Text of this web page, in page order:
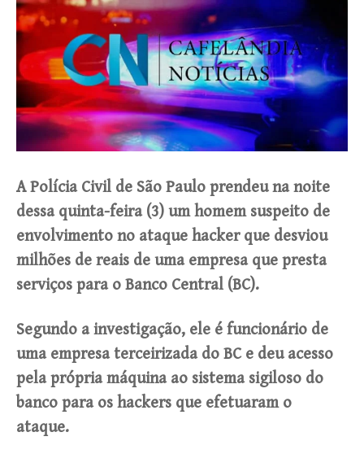
A Polícia Civil de São Paulo prendeu na noite
dessa quinta-feira (3) um homem suspeito de
envolvimento no ataque hacker que desviou
milhões de reais de uma empresa que presta
serviços para o Banco Central (BC).
Segundo a investigação, ele é funcionário de
uma empresa terceirizada do BC e deu acesso
pela própria máquina ao sistema sigiloso do
banco para os hackers que efetuaram o
ataque.